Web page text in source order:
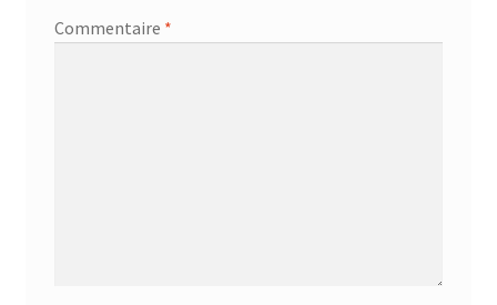
Commentaire *